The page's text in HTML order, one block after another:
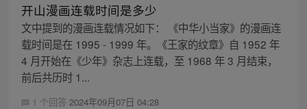
开山漫画连载时间是多少
文中提到的漫画连载情况如下： 《中华小当家》的漫画连
载时间是在 1995 - 1999 年。《王家的纹章》自 1952 年
4 月开始在《少年》杂志上连载，至 1968 年 3 月结束，
前后共历时 1...
1 个回答 2024年09月07日 04:28